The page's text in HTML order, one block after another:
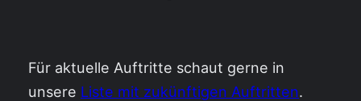
Für aktuelle Auftritte schaut gerne in
unsere Liste mit zukünftigen Auftritten.